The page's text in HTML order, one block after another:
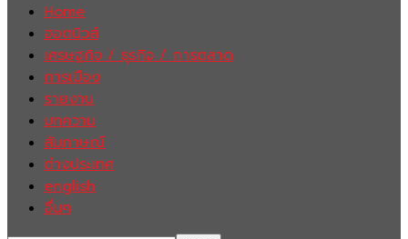
Home
ฮอตนิวส์
เศรษฐกิจ / ธุรกิจ / การตลาด
การเมือง
รายงาน
บทความ
สัมภาษณ์
ต่างประเทศ
english
อื่นๆ